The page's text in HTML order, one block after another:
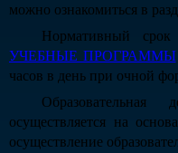
можно ознакомиться в
Нормативный срок
УЧЕБНЫЕ ПРОГРАММЫ
часов в день при очной
Образовательная
осуществляется на
осуществление